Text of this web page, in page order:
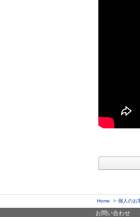
Home 個人のお
お問い合わせ